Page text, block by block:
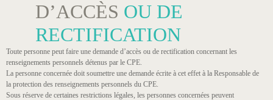
D’ACCÈS OU DE
RECTIFICATION
Toute personne peut faire une demande d’accès ou de rectification concernant les
renseignements personnels détenus par le CPE.
La personne concernée doit soumettre une demande écrite à cet effet à la Responsable de
la protection des renseignements personnels du CPE.
Sous réserve de certaines restrictions légales, les personnes concernées peuvent